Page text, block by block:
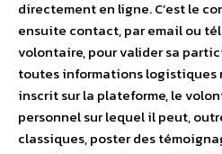
directement en ligne. C’est le
ensuite contact, par email ou
volontaire, pour valider sa
toutes informations logistiques
inscrit sur la plateforme, le
personnel sur lequel il peut,
classiques, poster des